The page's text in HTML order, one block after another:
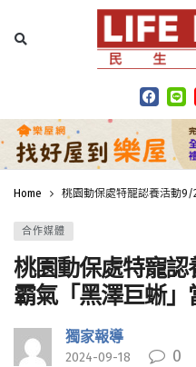
Home 桃園動保處特寵認養活動9/
合作媒體
桃園動保處特寵
霸氣「黑澤巨蜥」
獨家報導
2024-09-18 0